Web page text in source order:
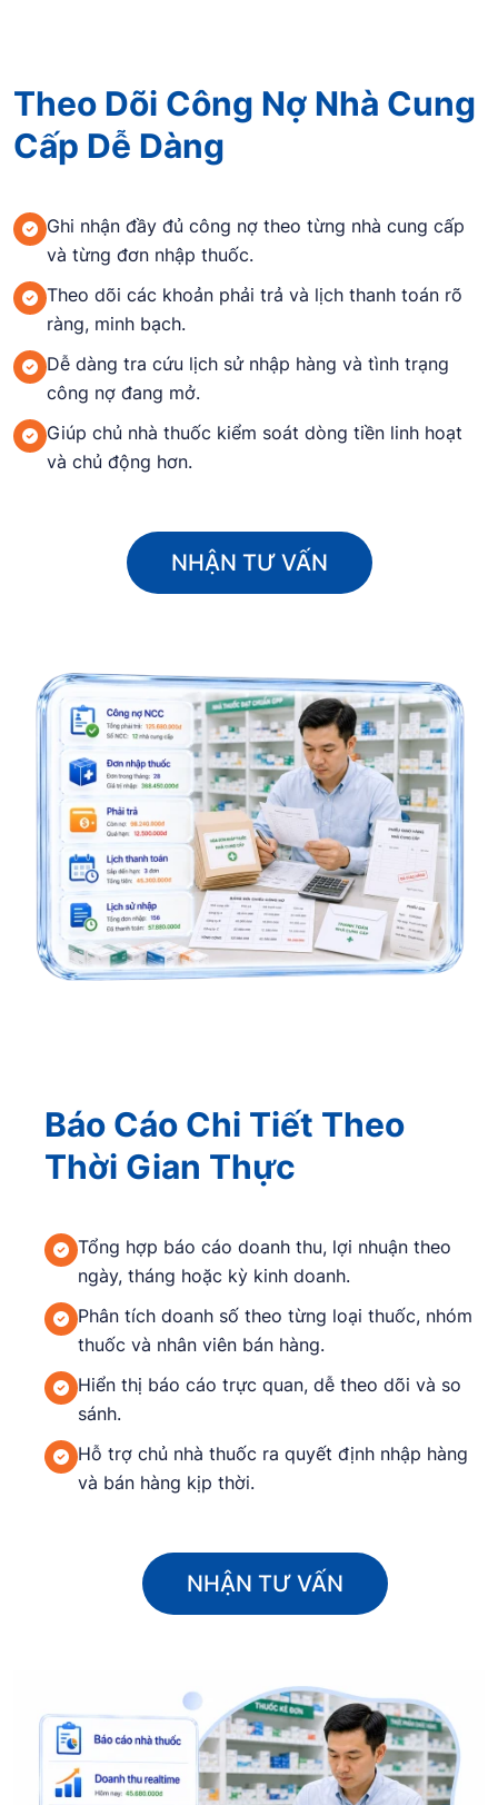
Theo Dõi Công Nợ Nhà Cung
Cấp Dễ Dàng
Ghi nhận đầy đủ công nợ theo từng nhà cung cấp
và từng đơn nhập thuốc.
Theo dõi các khoản phải trả và lịch thanh toán rõ
ràng, minh bạch.
Dễ dàng tra cứu lịch sử nhập hàng và tình trạng
công nợ đang mở.
Giúp chủ nhà thuốc kiểm soát dòng tiền linh hoạt
và chủ động hơn.
NHẬN TƯ VẤN
Báo Cáo Chi Tiết Theo
Thời Gian Thực
Tổng hợp báo cáo doanh thu, lợi nhuận theo
ngày, tháng hoặc kỳ kinh doanh.
Phân tích doanh số theo từng loại thuốc, nhóm
thuốc và nhân viên bán hàng.
Hiển thị báo cáo trực quan, dễ theo dõi và so
sánh.
Hỗ trợ chủ nhà thuốc ra quyết định nhập hàng
và bán hàng kịp thời.
NHẬN TƯ VẤN